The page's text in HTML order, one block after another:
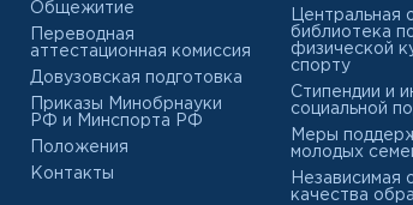
Общежитие
Переводная
аттестационная комиссия
Довузовская подготовка
Приказы Минобрнауки
РФ и Минспорта РФ
Положения
Контакты
Центральная
библиотека
физической
спорту
Стипендии и
социальной
Меры
молодых
Независимая
качества